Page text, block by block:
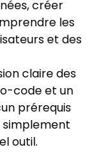
créer
les
et des
claire des
code et un
prérequis
simplement
outil.